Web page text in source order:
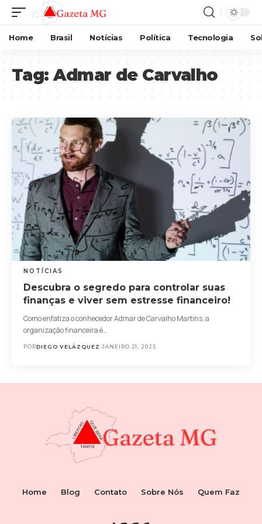
Home Brasil Notícias Política Tecnologia
Tag:Admar de Carvalho
NOTÍCIAS
Descubra o segredo para controlar suas
finanças e viver sem estresse financeiro!
Como enfatiza o conhecedor Admar de Carvalho Martins, a
organização financeira é…
PORDIEGO VELÁZQUEZ JANEIRO 21, 2025
Home Blog Contato Sobre Nós Quem Faz